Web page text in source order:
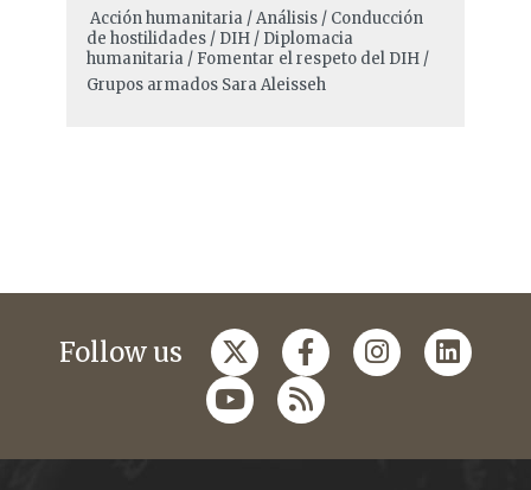
Acción humanitaria / Análisis / Conducción
de hostilidades / DIH / Diplomacia
humanitaria / Fomentar el respeto del DIH /
Grupos armados Sara Aleisseh
Follow us